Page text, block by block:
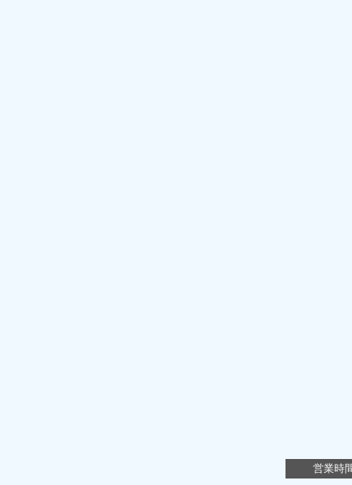
営業時